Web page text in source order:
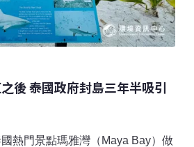
後 泰國政府封島三年半吸引
熱門景點瑪雅灣（Maya Bay）做